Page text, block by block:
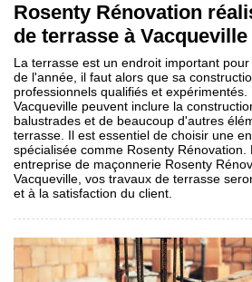
Rosenty Rénovation
de terrasse à Vacqueville
La terrasse est un endroit important
de l'année, il faut alors que sa
professionnels qualifiés et
Vacqueville peuvent inclure la
balustrades et de beaucoup d'autres
terrasse. Il est essentiel de choisir une
spécialisée comme Rosenty Rénovation.
entreprise de maçonnerie Rosenty
Vacqueville, vos travaux de terrasse
et à la satisfaction du client.